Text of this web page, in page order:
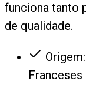
funciona tanto
de qualidade.
Franceses